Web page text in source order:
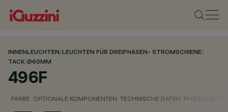
INNENLEUCHTEN/LEUCHTEN FÜR DREIPHASEN- STROMSCHIENE/
TACK/Ø60MM
496F
FARBE OPTIONALE KOMPONENTEN TECHNISCHE DATEN